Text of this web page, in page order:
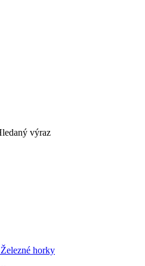
výraz
horky